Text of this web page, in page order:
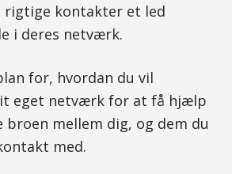
rigtige kontakter et led
i deres netværk.
for, hvordan du vil
eget netværk for at få hjælp
broen mellem dig, og dem du
med.